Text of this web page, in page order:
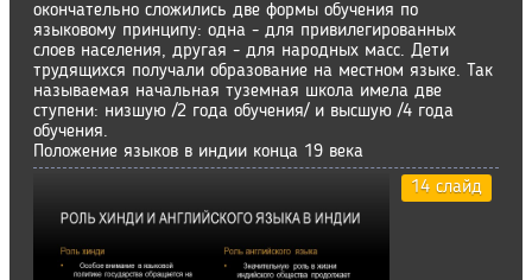
окончательно сложились две формы обучения по
языковому принципу: одна - для привилегированных
слоев населения, другая - для народных масс. Дети
трудящихся получали образование на местном языке. Так
называемая начальная туземная школа имела две
ступени: низшую /2 года обучения/ и высшую /4 года
обучения.
Положение языков в индии конца 19 века
14 слайд